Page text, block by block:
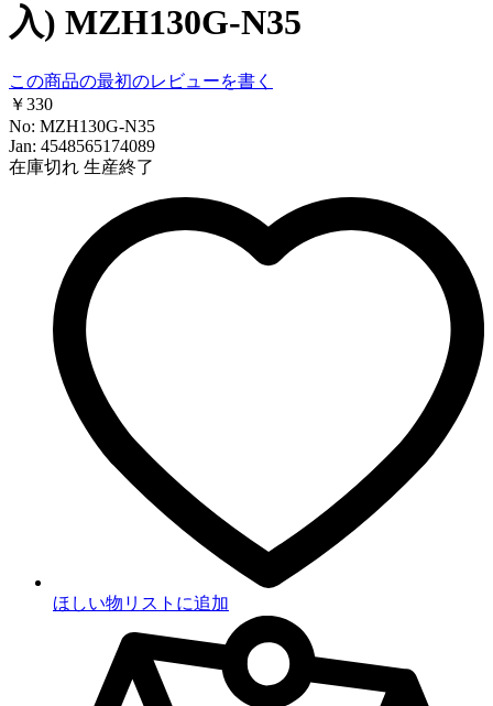
入) MZH130G-N35
この商品の最初のレビューを書く
￥330
No: MZH130G-N35
Jan: 4548565174089
在庫切れ 生産終了
ほしい物リストに追加